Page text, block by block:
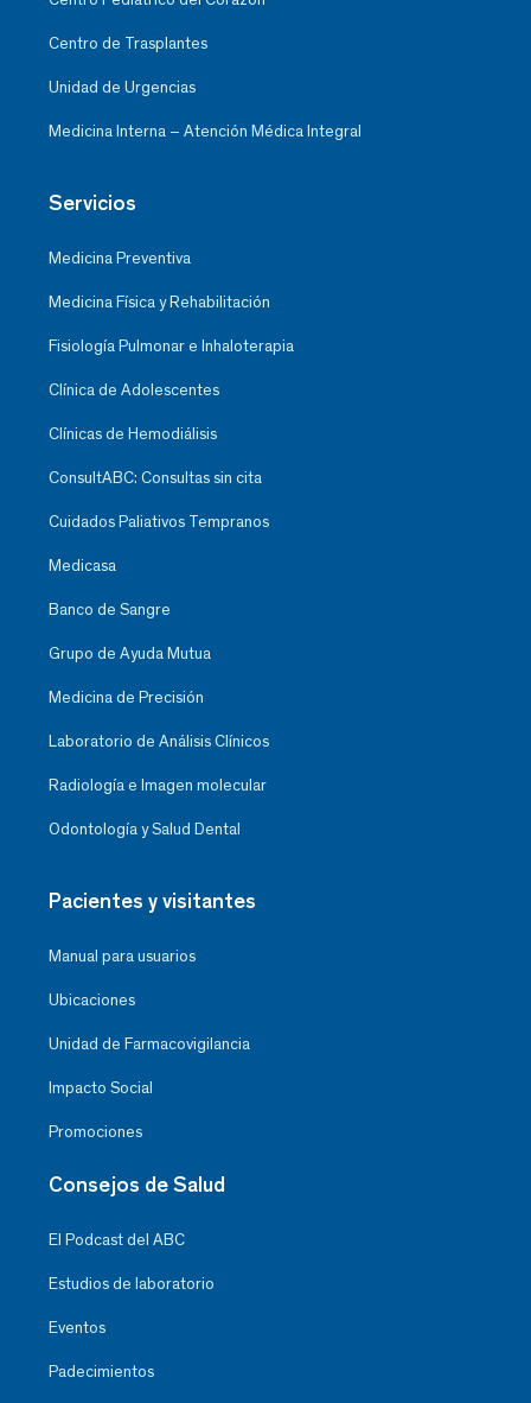
Centro de Trasplantes
Unidad de Urgencias
Medicina Interna – Atención Médica Integral
Servicios
Medicina Preventiva
Medicina Física y Rehabilitación
Fisiología Pulmonar e Inhaloterapia
Clínica de Adolescentes
Clínicas de Hemodiálisis
ConsultABC: Consultas sin cita
Cuidados Paliativos Tempranos
Medicasa
Banco de Sangre
Grupo de Ayuda Mutua
Medicina de Precisión
Laboratorio de Análisis Clínicos
Radiología e Imagen molecular
Odontología y Salud Dental
Pacientes y visitantes
Manual para usuarios
Ubicaciones
Unidad de Farmacovigilancia
Impacto Social
Promociones
Consejos de Salud
El Podcast del ABC
Estudios de laboratorio
Eventos
Padecimientos